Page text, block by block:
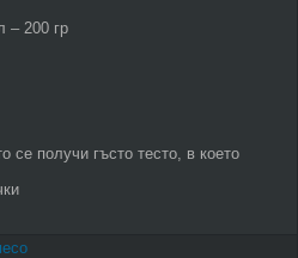
– 200 гр
се получи гъсто тесто, в което